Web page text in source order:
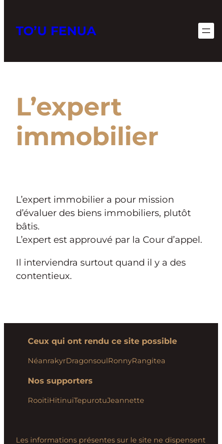
au
TO’U FENUA
L’expert
immobilier
L’expert immobilier a pour mission
d’évaluer des biens immobiliers, plutôt
bâtis.
L’expert est approuvé par la Cour d’appel.
Il interviendra surtout quand il y a des
contentieux.
Ceux qui ont rendu ce site possible
NéanrakyrDragonsoulRonnyRangitea
Nos supporters
RooitiHitinuiTepurotuJeannette
Les informations présentes sur le site ne dispensent